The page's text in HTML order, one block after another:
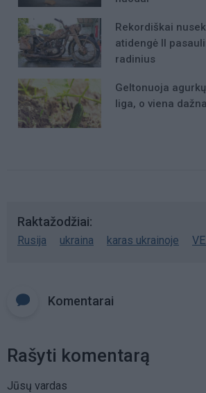
Rekordiškai
atidengė II
radinius
Geltonuoja
liga, o viena
Raktažodžiai
Rusija ukraina karas ukrainoje
Komentarai
Rašyti komentarą
Jūsų vardas